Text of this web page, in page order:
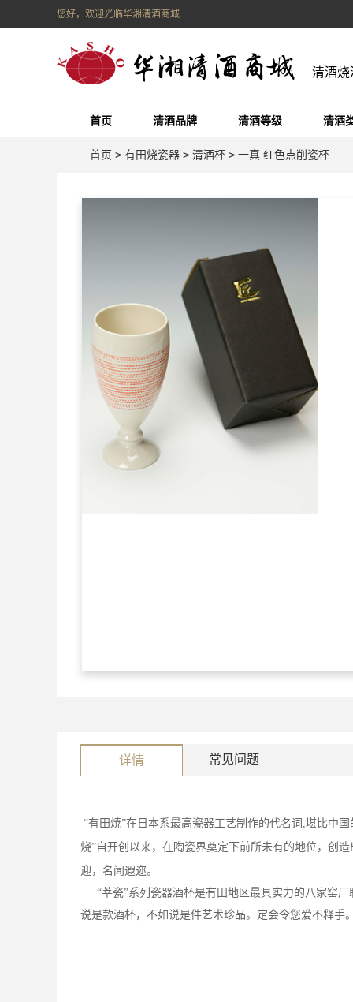
您好，欢迎光临华湘清酒商城
清酒烧
首页 清酒品牌 清酒等级 清酒
首页 > 有田烧瓷器 > 清酒杯 > 一真 红色点削瓷杯
详情 常见问题
“有田焼”在日本系最高瓷器工艺制作的代名词 ,堪比中国
烧”自开创以来，在陶瓷界奠定下前所未有的地位，创
迎，名闻遐迩。
“莘瓷”系列瓷器酒杯是有田地区最具实力的八家窑
说是款酒杯，不如说是件艺术珍品。定会令您爱不释手